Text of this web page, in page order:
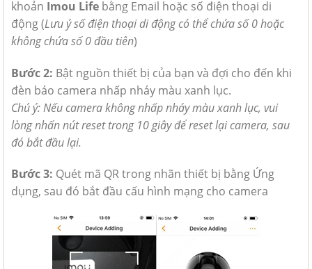
khoản Imou Life bằng Email hoặc số điện thoại di
động (Lưu ý số điện thoại di động có thể chứa số 0 hoặc
không chứa số 0 đầu tiên)
Bước 2: Bật nguồn thiết bị của bạn và đợi cho đến khi
đèn báo camera nhấp nháy màu xanh lục.
Chú ý:Nếu camera không nhấp nháy màu xanh lục, vui
lòng nhấn nút reset trong 10 giây để reset lại camera, sau
đó bắt đầu lại.
Bước 3: Quét mã QR trong nhãn thiết bị bằng Ứng
dụng, sau đó bắt đầu cấu hình mạng cho camera